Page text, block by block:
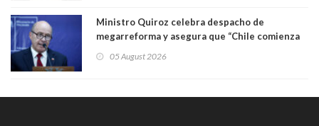
Ministro Quiroz celebra despacho de
megarreforma y asegura que “Chile comienza
05 August 2026